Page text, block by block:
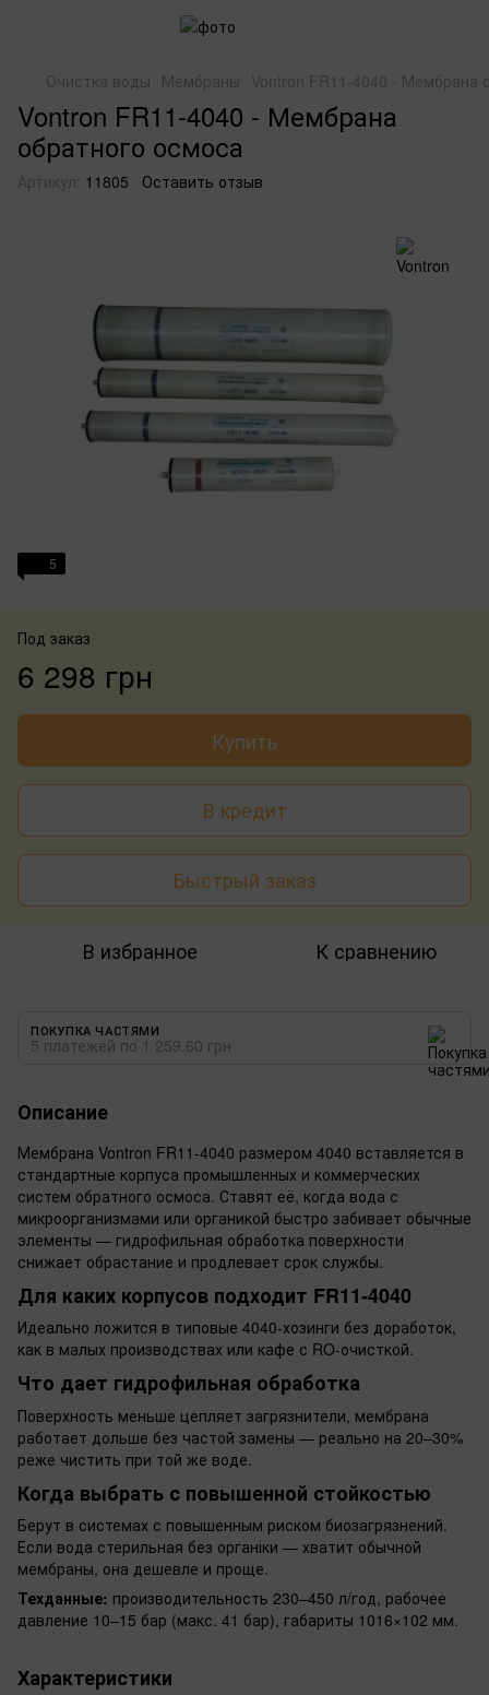
Очистка воды Мембраны Vontron FR11-4040 - Мембрана
Vontron FR11-4040 - Мембрана
обратного осмоса
Артикул: 11805 Оставить отзыв
5
Под заказ
6 298 грн
Купить
В кредит
Быстрый заказ
В избранное К сравнению
ПОКУПКА ЧАСТЯМИ
5 платежей по 1 259.60 грн
Описание
Мембрана Vontron FR11-4040 размером 4040 вставляется в
стандартные корпуса промышленных и коммерческих
систем обратного осмоса. Ставят её, когда вода с
микроорганизмами или органикой быстро забивает обычные
элементы — гидрофильная обработка поверхности
снижает обрастание и продлевает срок службы.
Для каких корпусов подходит FR11-4040
Идеально ложится в типовые 4040-хозинги без доработок,
как в малых производствах или кафе с RO-очисткой.
Что дает гидрофильная обработка
Поверхность меньше цепляет загрязнители, мембрана
работает дольше без частой замены — реально на 20–30%
реже чистить при той же воде.
Когда выбрать с повышенной стойкостью
Берут в системах с повышенным риском биозагрязнений.
Если вода стерильная без органіки — хватит обычной
мембраны, она дешевле и проще.
Техданные: производительность 230–450 л/год, рабочее
давление 10–15 бар (макс. 41 бар), габариты 1016×102 мм.
Характеристики